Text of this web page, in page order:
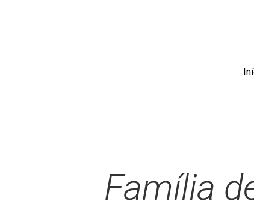
Família